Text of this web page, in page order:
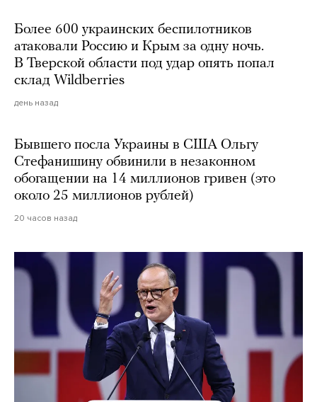
Более 600 украинских беспилотников
атаковали Россию и Крым за одну ночь.
В Тверской области под удар опять попал
склад Wildberries
день назад
Бывшего посла Украины в США Ольгу
Стефанишину обвинили в незаконном
обогащении на 14 миллионов гривен (это
около 25 миллионов рублей)
20 часов назад